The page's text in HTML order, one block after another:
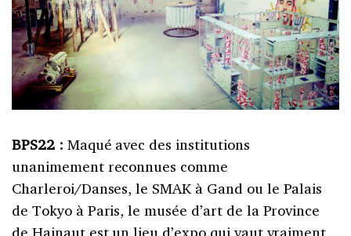
BPS22 : Maqué avec des institutions
unanimement reconnues comme
Charleroi/Danses, le SMAK à Gand ou le Palais
de Tokyo à Paris, le musée d’art de la Province
de Hainaut est un lieu d’expo qui vaut vraiment